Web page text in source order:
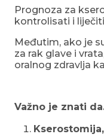
Prognoza za
kontrolisati i
Međutim, ako je
za rak glave i
oralnog zdravlja
Važno je znati